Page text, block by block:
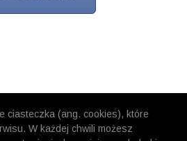
ciasteczka (ang. cookies), które
W każdej chwili możesz